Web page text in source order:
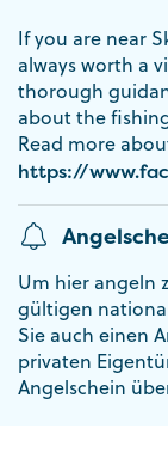
If you are near
always worth a
thorough
about the
Read more
https://
Um hier angeln
gültigen
Sie auch einen
privaten
Angelschein